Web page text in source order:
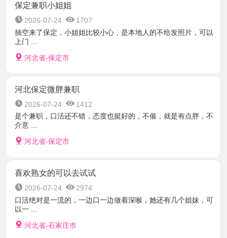
保定兼职小姐姐
2026-07-24
1707
抽空来了保定，小姐姐比较小心，是本地人的不给发照片，可以
上门 ...
河北省-保定市
河北保定微胖兼职
2026-07-24
1412
是个兼职，口活还不错，态度也挺好的，不催，就是有点胖，不
介意 ...
河北省-保定市
喜欢熟女的可以去试试
2026-07-24
2974
口活绝对是一流的，一边口一边做着深喉，她还有几个姐妹，可
以一 ...
河北省-石家庄市